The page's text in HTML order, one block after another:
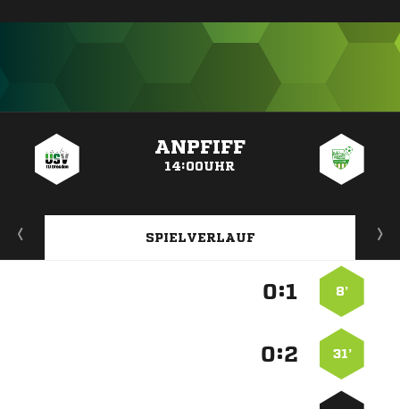
ANPFIFF
14:00UHR
SPIELVERLAUF
8’
:
31’
: